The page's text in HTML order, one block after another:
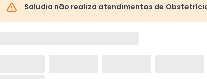
Saludia não realiza atendimentos de